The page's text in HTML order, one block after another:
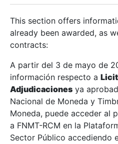
Show/Hide
Show/Hide
This section offers
already been awarded, as
contracts:
A partir del 3 de mayo de
información respecto a
Adjudicaciones ya
Nacional de Moneda y
Moneda, puede acceder al
a FNMT-RCM en la
Sector Público accediendo